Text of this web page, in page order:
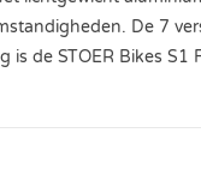
De 7
de STOER Bikes S1